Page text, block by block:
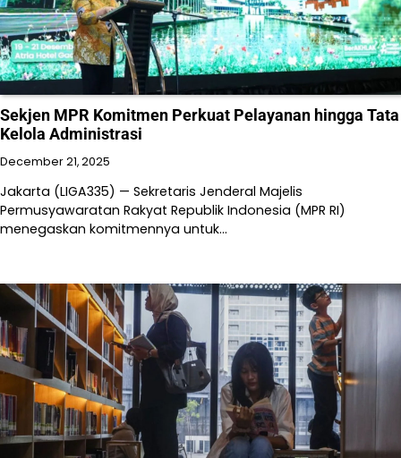
Sekjen MPR Komitmen Perkuat Pelayanan hingga Tata
Kelola Administrasi
December 21, 2025
Jakarta (LIGA335) — Sekretaris Jenderal Majelis
Permusyawaratan Rakyat Republik Indonesia (MPR RI)
menegaskan komitmennya untuk…